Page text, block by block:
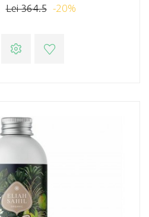
Lei 364.5 -20%